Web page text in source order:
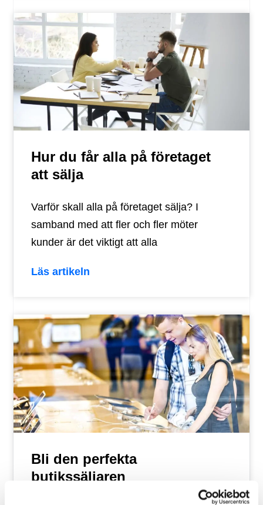
Hur du får alla på företaget
att sälja
Varför skall alla på företaget sälja? I
samband med att fler och fler möter
kunder är det viktigt att alla
Läs artikeln
Bli den perfekta
butikssäljaren